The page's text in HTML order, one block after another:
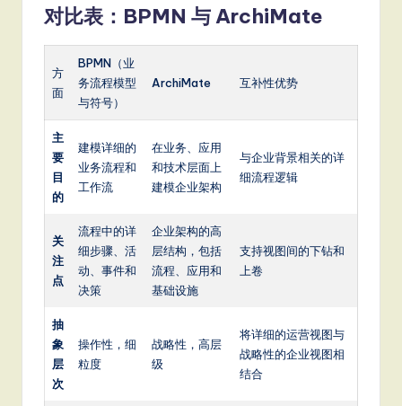
对比表：BPMN 与 ArchiMate
方
面
BPMN（业
务流程模型
与符号）
ArchiMate 互补性优势
主
要
目
的
建模详细的
业务流程和
工作流
在业务、应用
和技术层面上
建模企业架构
与企业背景相关的详
细流程逻辑
关
注
点
流程中的详
细步骤、活
动、事件和
决策
企业架构的高
层结构，包括
流程、应用和
基础设施
支持视图间的下钻和
上卷
抽
象
层
次
操作性，细
粒度
战略性，高层
级
将详细的运营视图与
战略性的企业视图相
结合